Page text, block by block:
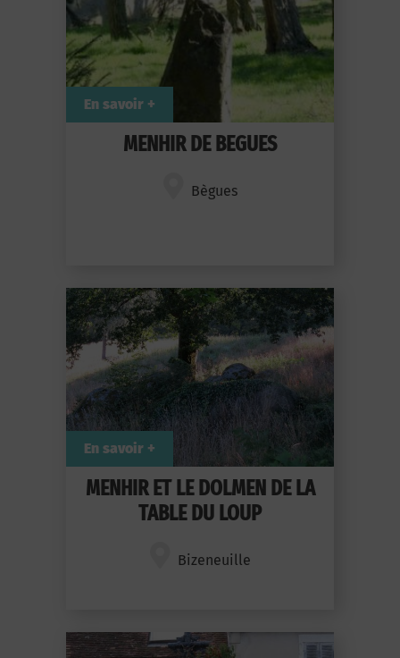
MENHIR DE BEGUES
Bègues
En savoir +
MENHIR ET LE DOLMEN DE LA
TABLE DU LOUP
Bizeneuille
En savoir +